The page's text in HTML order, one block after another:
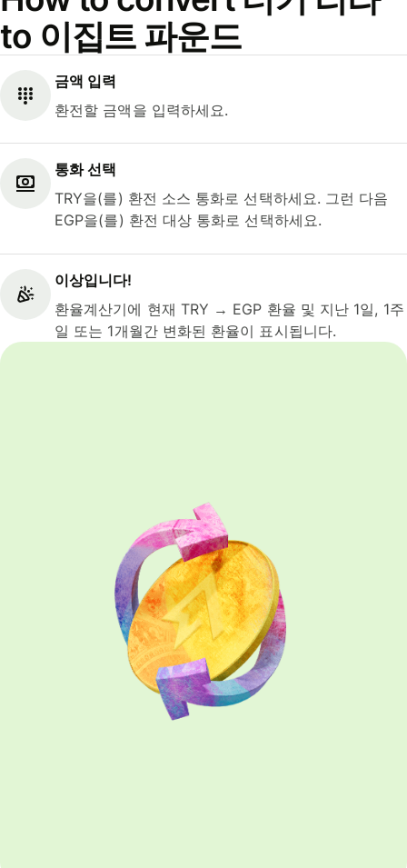
to 이집트 파운드
금액 입력
환전할 금액을 입력하세요.
통화 선택
TRY을(를) 환전 소스 통화로 선택하세요. 그런 다음
EGP을(를) 환전 대상 통화로 선택하세요.
이상입니다!
환율계산기에 현재 TRY → EGP 환율 및 지난 1일, 1주
일 또는 1개월간 변화된 환율이 표시됩니다.